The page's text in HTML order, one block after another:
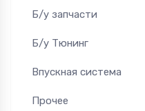
Б/у запчасти
Б/у Тюнинг
Впускная система
Прочее